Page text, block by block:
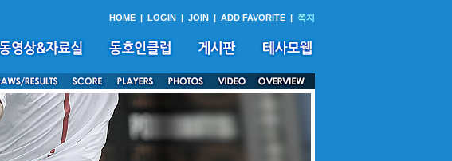
HOME | LOGIN | JOIN | ADD FAVORITE | 쪽지